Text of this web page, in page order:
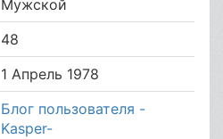
Мужской
48
1 Апрель 1978
Блог пользователя -
Kasper-